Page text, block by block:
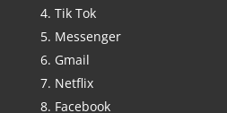
Tik Tok
Messenger
Gmail
Netflix
Facebook